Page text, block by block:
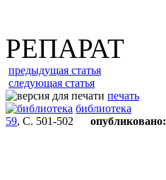
РЕПАРАТ
предыдущая статья
следующая статья
печать
библиотека
59, С. 501-502 опубликовано: